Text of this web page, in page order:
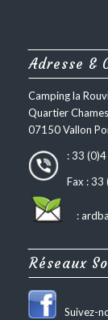
Adresse &
Camping la
Quartier
07150 Vallon
: 33
Fax :
:
Réseaux
Suivez-